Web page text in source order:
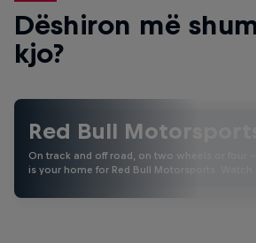
Dëshiron më
kjo?
Red Bull Motorsports
On track and off road, on two wheels or four -
is your home for Red Bull Motorsports. Watch